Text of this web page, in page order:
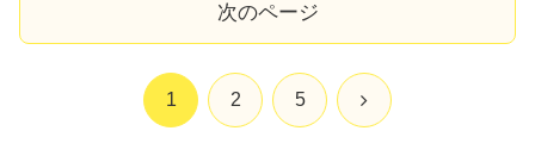
次のページ
1 2 5 次